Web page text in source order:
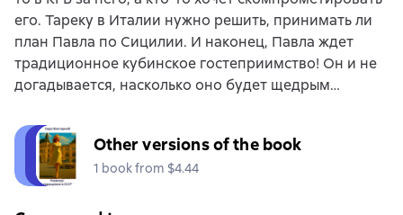
его. Тареку в Италии нужно решить, принимать ли
план Павла по Сицилии. И наконец, Павла ждет
традиционное кубинское гостеприимство! Он и не
догадывается, насколько оно будет щедрым…
Other versions of the book
1 book from $4.44